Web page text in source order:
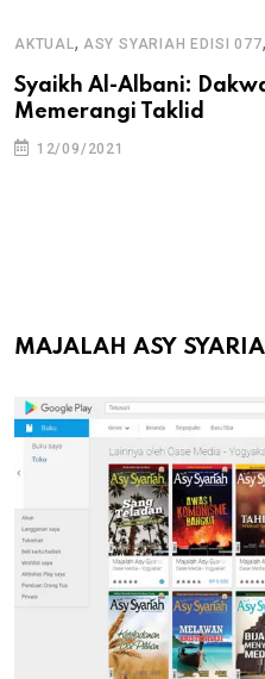
AKTUAL, ASY SYARIAH EDISI 077,
Syaikh Al-Albani:
Memerangi Taklid
12/09/2021
MAJALAH ASY